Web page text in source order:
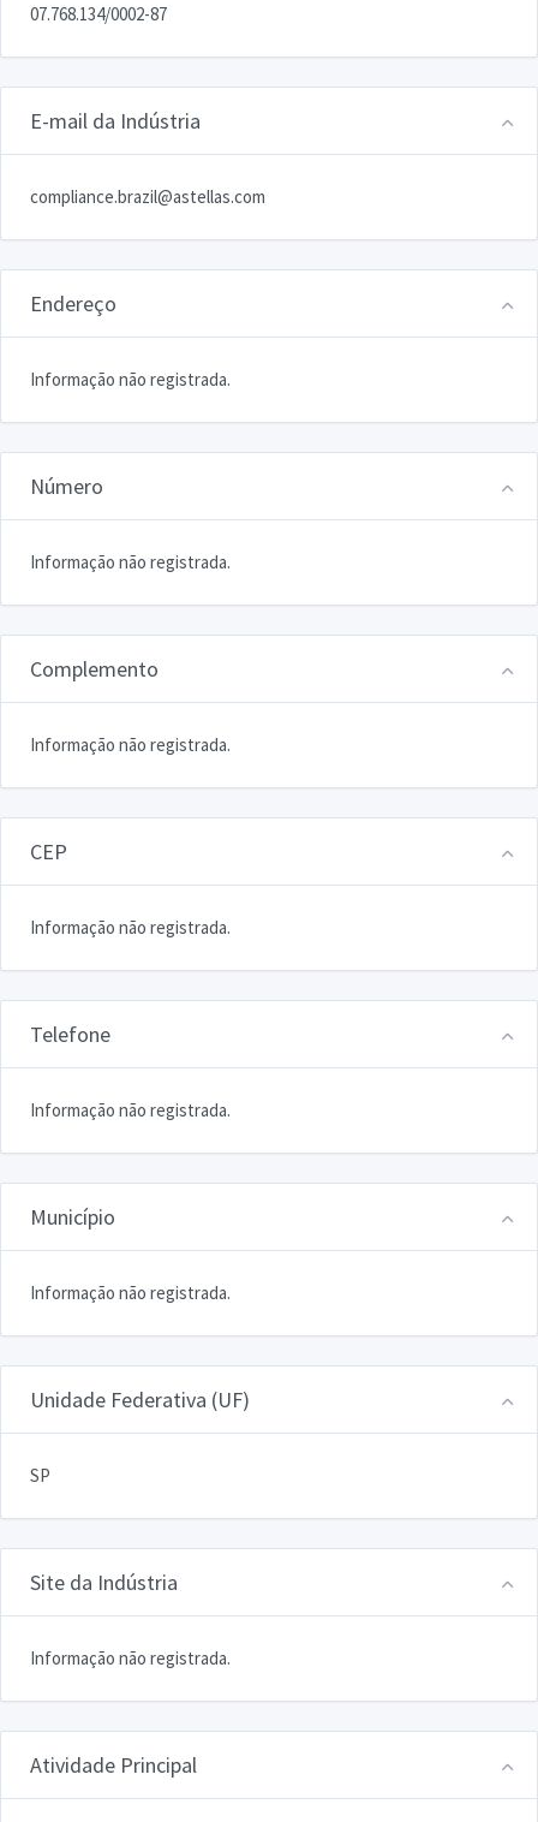
07.768.134/0002-87
E-mail da Indústria
compliance.brazil@astellas.com
Endereço
Informação não registrada.
Número
Informação não registrada.
Complemento
Informação não registrada.
CEP
Informação não registrada.
Telefone
Informação não registrada.
Município
Informação não registrada.
Unidade Federativa (UF)
SP
Site da Indústria
Informação não registrada.
Atividade Principal